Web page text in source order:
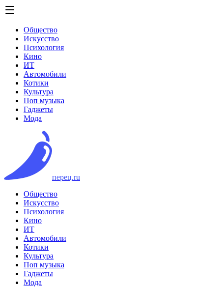
Общество
Искусство
Психология
Кино
ИТ
Автомобили
Котики
Культура
Поп музыка
Гаджеты
Мода
перец.ru
Общество
Искусство
Психология
Кино
ИТ
Автомобили
Котики
Культура
Поп музыка
Гаджеты
Мода